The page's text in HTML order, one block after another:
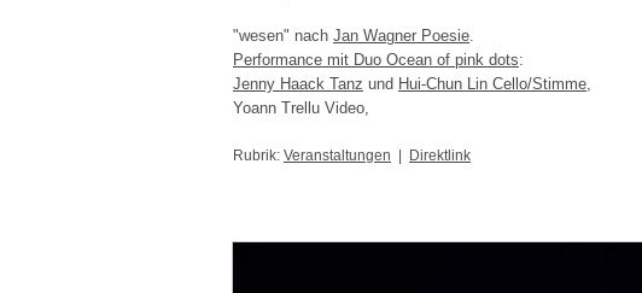
"wesen" nach Jan Wagner Poesie.
Performance mit Duo Ocean of pink dots:
Jenny Haack Tanz und Hui-Chun Lin Cello/Stimme,
Yoann Trellu Video,
Rubrik: Veranstaltungen Direktlink